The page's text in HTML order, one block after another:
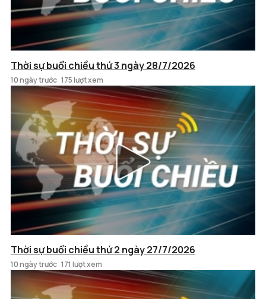
Thời sự buổi chiều thứ 3 ngày 28/7/2026
10 ngày trước 175 lượt xem
Thời sự buổi chiều thứ 2 ngày 27/7/2026
10 ngày trước 171 lượt xem